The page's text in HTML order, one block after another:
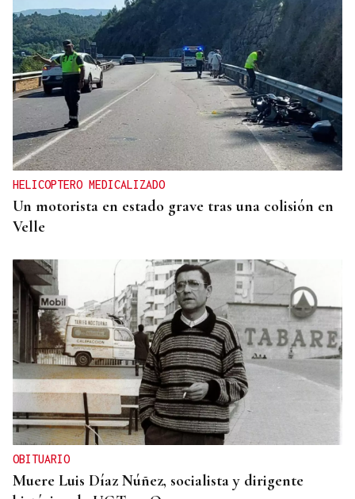
HELICOPTERO MEDICALIZADO
Un motorista en estado grave tras una colisión en
Velle
OBITUARIO
Muere Luis Díaz Núñez, socialista y dirigente